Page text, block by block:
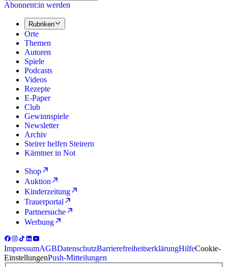
Abonnent:in werden
Rubriken
Orte
Themen
Autoren
Spiele
Podcasts
Videos
Rezepte
E-Paper
Club
Gewinnspiele
Newsletter
Archiv
Steirer helfen Steirern
Kärntner in Not
Shop
Auktion
Kinderzeitung
Trauerportal
Partnersuche
Werbung
ImpressumAGBDatenschutzBarrierefreiheitserklärungHilfeCookie-
EinstellungenPush-Mitteilungen